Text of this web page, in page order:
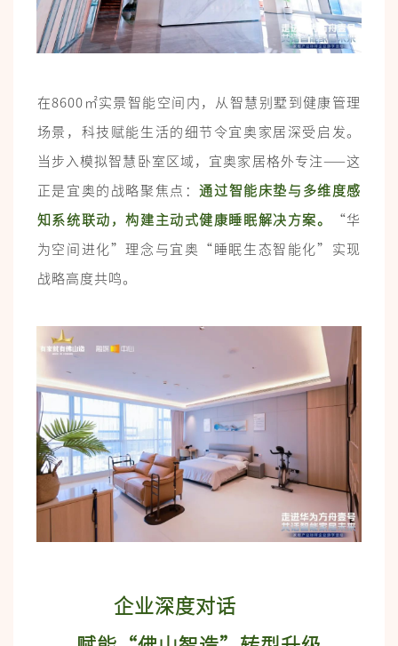
在8600㎡实景智能空间内，从智慧别墅到健康管理
场景，科技赋能生活的细节令宜奥家居深受启发。
当步入模拟智慧卧室区域，宜奥家居格外专注——这
正是宜奥的战略聚焦点：通过智能床垫与多维度感
知系统联动，构建主动式健康睡眠解决方案。
“华
为空间进化”理念与宜奥“睡眠生态智能化”实现
战略高度共鸣。
企业深度对话